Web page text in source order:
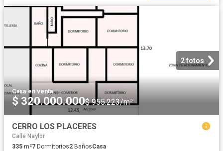
2 fotos
Casa·en venta
$ 320.000.000$ 955.223/m²
CERRO LOS PLACERES
Calle Naylor
335 m²7 Dormitorios2 BañosCasa